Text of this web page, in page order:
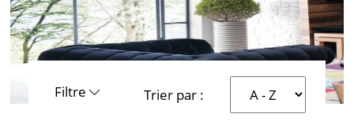
Filtre Trier par :